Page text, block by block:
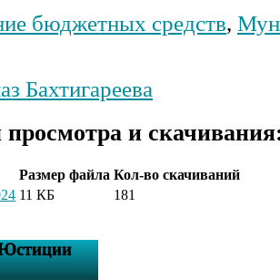
бюджетных средств,
Бахтигареева
и
Размер файла Кол-во скачиваний
11 КБ 181